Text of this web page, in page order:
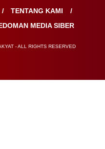
TENTANG KAMI
MEDIA SIBER
- ALL RIGHTS RESERVED